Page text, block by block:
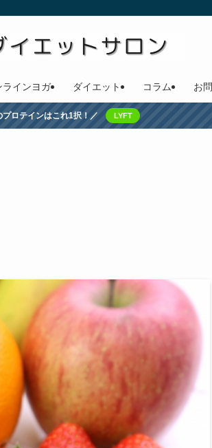
ラインヨガ ダイエット コラム お
プロテインはこれ1択！／ LYFT